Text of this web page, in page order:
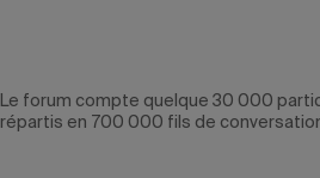
Le forum compte quelque 30 000
répartis en 700 000 fils de